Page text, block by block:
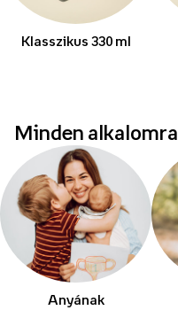
Klasszikus 330 ml
Minden alkalomra
Anyának